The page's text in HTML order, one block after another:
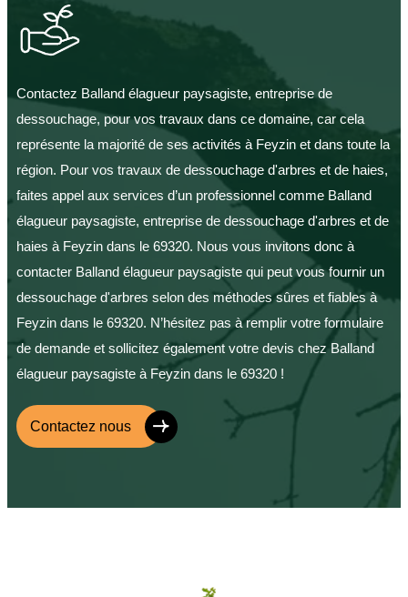
Contactez Balland élagueur paysagiste, entreprise de
dessouchage, pour vos travaux dans ce domaine, car cela
représente la majorité de ses activités à Feyzin et dans toute la
région. Pour vos travaux de dessouchage d'arbres et de haies,
faites appel aux services d’un professionnel comme Balland
élagueur paysagiste, entreprise de dessouchage d'arbres et de
haies à Feyzin dans le 69320. Nous vous invitons donc à
contacter Balland élagueur paysagiste qui peut vous fournir un
dessouchage d'arbres selon des méthodes sûres et fiables à
Feyzin dans le 69320. N’hésitez pas à remplir votre formulaire
de demande et sollicitez également votre devis chez Balland
élagueur paysagiste à Feyzin dans le 69320 !
Contactez nous